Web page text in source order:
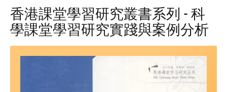
香港課堂學習研究叢書系列 - 科
學課堂學習研究實踐與案例分析